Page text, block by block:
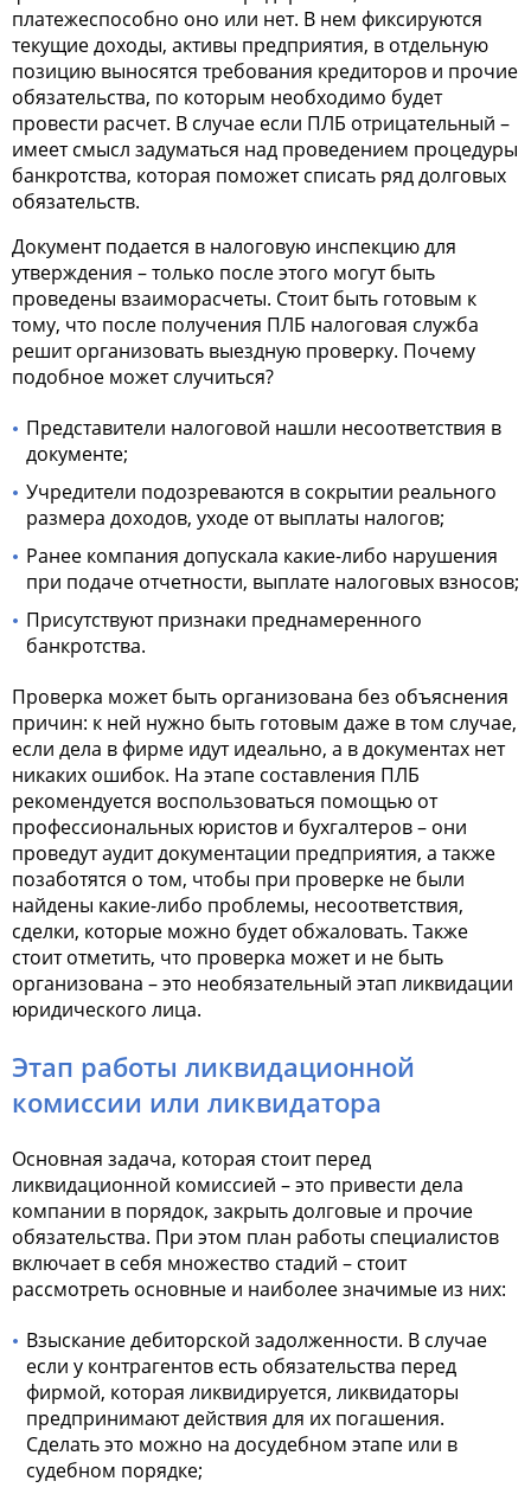
платежеспособно оно или нет. В нем фиксируются
текущие доходы, активы предприятия, в отдельную
позицию выносятся требования кредиторов и прочие
обязательства, по которым необходимо будет
провести расчет. В случае если ПЛБ отрицательный –
имеет смысл задуматься над проведением процедуры
банкротства, которая поможет списать ряд долговых
обязательств.
Документ подается в налоговую инспекцию для
утверждения – только после этого могут быть
проведены взаиморасчеты. Стоит быть готовым к
тому, что после получения ПЛБ налоговая служба
решит организовать выездную проверку. Почему
подобное может случиться?
Представители налоговой нашли несоответствия в
документе;
Учредители подозреваются в сокрытии реального
размера доходов, уходе от выплаты налогов;
Ранее компания допускала какие-либо нарушения
при подаче отчетности, выплате налоговых взносов;
Присутствуют признаки преднамеренного
банкротства.
Проверка может быть организована без объяснения
причин: к ней нужно быть готовым даже в том случае,
если дела в фирме идут идеально, а в документах нет
никаких ошибок. На этапе составления ПЛБ
рекомендуется воспользоваться помощью от
профессиональных юристов и бухгалтеров – они
проведут аудит документации предприятия, а также
позаботятся о том, чтобы при проверке не были
найдены какие-либо проблемы, несоответствия,
сделки, которые можно будет обжаловать. Также
стоит отметить, что проверка может и не быть
организована – это необязательный этап ликвидации
юридического лица.
Этап работы ликвидационной
комиссии или ликвидатора
Основная задача, которая стоит перед
ликвидационной комиссией – это привести дела
компании в порядок, закрыть долговые и прочие
обязательства. При этом план работы специалистов
включает в себя множество стадий – стоит
рассмотреть основные и наиболее значимые из них:
Взыскание дебиторской задолженности. В случае
если у контрагентов есть обязательства перед
фирмой, которая ликвидируется, ликвидаторы
предпринимают действия для их погашения.
Сделать это можно на досудебном этапе или в
судебном порядке;